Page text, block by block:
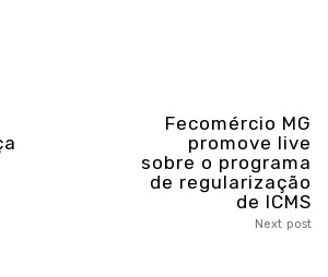
Fecomércio MG
promove live
sobre o programa
de regularização
de ICMS
Next post